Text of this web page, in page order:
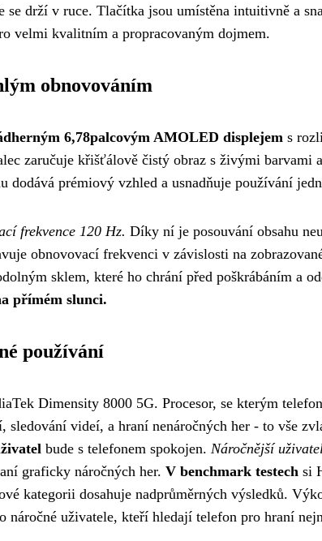
drží v ruce. Tlačítka jsou umístěna intuitivně a
velmi kvalitním a propracovaným dojmem.
obnovováním
6,78palcovým AMOLED displejem s
zaručuje křišťálově čistý obraz s živými barvami
dodává prémiový vzhled a usnadňuje používání
frekvence 120 Hz. Díky ní je posouvání obsahu
obnovovací frekvenci v závislosti na
sklem, které ho chrání před poškrábáním a
přímém slunci.
používání
Dimensity 8000 5G. Procesor, se kterým
sledování videí, a hraní nenáročných her - to vše
bude s telefonem spokojen. Náročnější
graficky náročných her. V benchmark testech si
kategorii dosahuje nadprůměrných výsledků.
náročné uživatele, kteří hledají telefon pro hraní